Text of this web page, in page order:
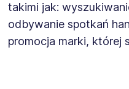
takimi jak:
odbywanie spotkań
promocja marki, której